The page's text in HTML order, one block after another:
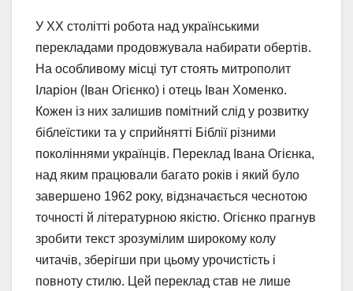
У XX столітті робота над українськими
перекладами продовжувала набирати обертів.
На особливому місці тут стоять митрополит
Іларіон (Іван Огієнко) і отець Іван Хоменко.
Кожен із них залишив помітний слід у розвитку
біблеїстики та у сприйнятті Біблії різними
поколіннями українців. Переклад Івана Огієнка,
над яким працювали багато років і який було
завершено 1962 року, відзначається чеснотою
точності й літературною якістю. Огієнко прагнув
зробити текст зрозумілим широкому колу
читачів, зберігши при цьому урочистість і
повноту стилю. Цей переклад став не лише